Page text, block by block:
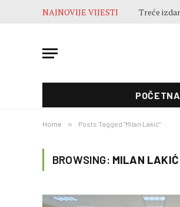
NAJNOVIJE VIJESTI
POČETNA
Home » Posts Tagged "Milan Lakić"
BROWSING: MILAN LAKIĆ